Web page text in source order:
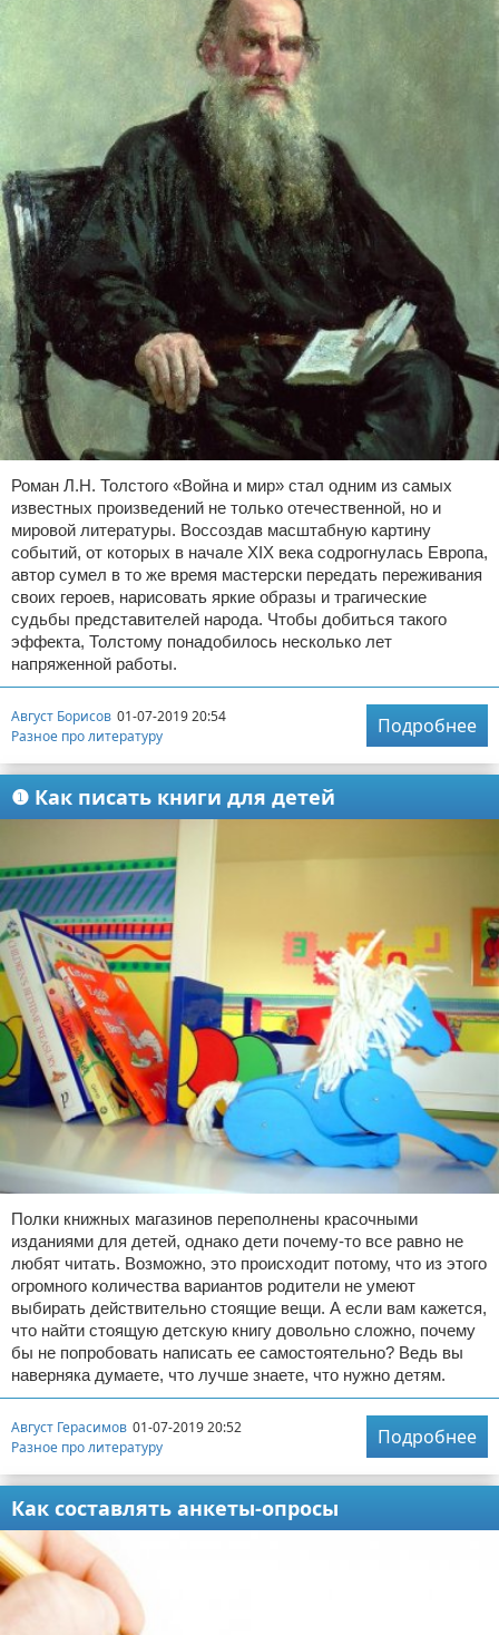
Роман Л.Н. Толстого «Война и мир» стал одним из самых
известных произведений не только отечественной, но и
мировой литературы. Воссоздав масштабную картину
событий, от которых в начале XIX века содрогнулась Европа,
автор сумел в то же время мастерски передать переживания
своих героев, нарисовать яркие образы и трагические
судьбы представителей народа. Чтобы добиться такого
эффекта, Толстому понадобилось несколько лет
напряженной работы.
Август Борисов 01-07-2019 20:54
Разное про литературу
Подробнее
❶ Как писать книги для детей
Полки книжных магазинов переполнены красочными
изданиями для детей, однако дети почему-то все равно не
любят читать. Возможно, это происходит потому, что из этого
огромного количества вариантов родители не умеют
выбирать действительно стоящие вещи. А если вам кажется,
что найти стоящую детскую книгу довольно сложно, почему
бы не попробовать написать ее самостоятельно? Ведь вы
наверняка думаете, что лучше знаете, что нужно детям.
Август Герасимов 01-07-2019 20:52
Разное про литературу
Подробнее
Как составлять анкеты-опросы